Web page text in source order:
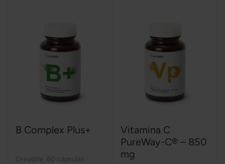
B Complex Plus+
Greatlife 60 cápsulas
Vitamina C
PureWay-C® – 850
mg